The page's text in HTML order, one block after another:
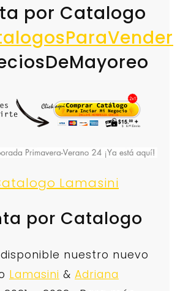
por Catalogo
Lamasini
por Catalogo
nuestro nuevo
Lamasini & Adriana